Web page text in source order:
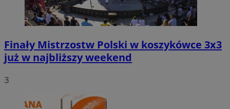
Finały Mistrzostw Polski w koszykówce 3x3
już w najbliższy weekend
3